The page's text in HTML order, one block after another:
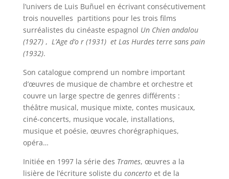
l’univers de Luis Buñuel en écrivant consécutivement
trois nouvelles partitions pour les trois films
surréalistes du cinéaste espagnol Un Chien andalou
(1927), L’Age d’o r (1931) et Las Hurdes terre sans pain
(1932).
Son catalogue comprend un nombre important
d’œuvres de musique de chambre et orchestre et
couvre un large spectre de genres différents :
théâtre musical, musique mixte, contes musicaux,
ciné-concerts, musique vocale, installations,
musique et poésie, œuvres chorégraphiques,
opéra…
Initiée en 1997 la série des Trames, œuvres a la
lisière de l’écriture soliste du concertoet de la